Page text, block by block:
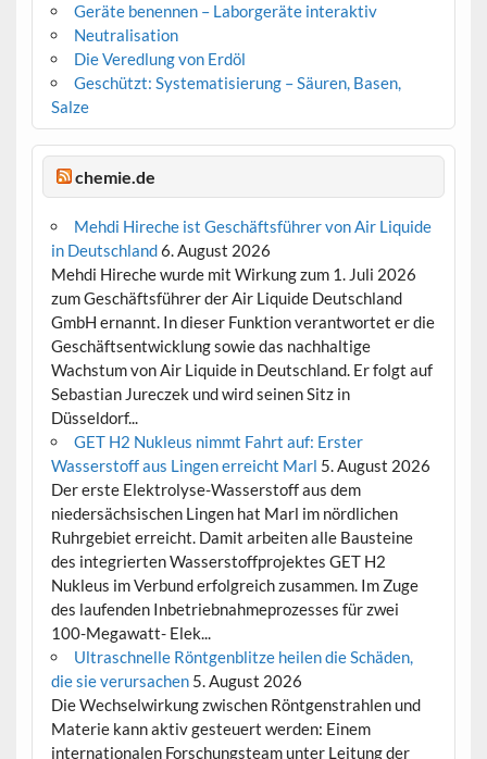
Geräte benennen – Laborgeräte interaktiv
Neutralisation
Die Veredlung von Erdöl
Geschützt: Systematisierung – Säuren, Basen,
Salze
chemie.de
Mehdi Hireche ist Geschäftsführer von Air Liquide
in Deutschland6. August 2026
Mehdi Hireche wurde mit Wirkung zum 1. Juli 2026
zum Geschäftsführer der Air Liquide Deutschland
GmbH ernannt. In dieser Funktion verantwortet er die
Geschäftsentwicklung sowie das nachhaltige
Wachstum von Air Liquide in Deutschland. Er folgt auf
Sebastian Jureczek und wird seinen Sitz in
Düsseldorf...
GET H2 Nukleus nimmt Fahrt auf: Erster
Wasserstoff aus Lingen erreicht Marl 5. August 2026
Der erste Elektrolyse-Wasserstoff aus dem
niedersächsischen Lingen hat Marl im nördlichen
Ruhrgebiet erreicht. Damit arbeiten alle Bausteine
des integrierten Wasserstoffprojektes GET H2
Nukleus im Verbund erfolgreich zusammen. Im Zuge
des laufenden Inbetriebnahmeprozesses für zwei
100-Megawatt- Elek...
Ultraschnelle Röntgenblitze heilen die Schäden,
die sie verursachen 5. August 2026
Die Wechselwirkung zwischen Röntgenstrahlen und
Materie kann aktiv gesteuert werden: Einem
internationalen Forschungsteam unter Leitung der